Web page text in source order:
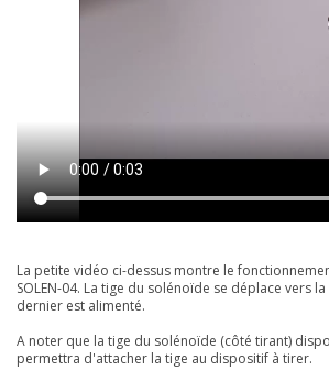
La petite vidéo ci-dessus montre le
SOLEN-04. La tige du solénoïde se déplace vers
dernier est alimenté.
A noter que la tige du solénoïde (côté tirant)
permettra d'attacher la tige au dispositif à tirer.